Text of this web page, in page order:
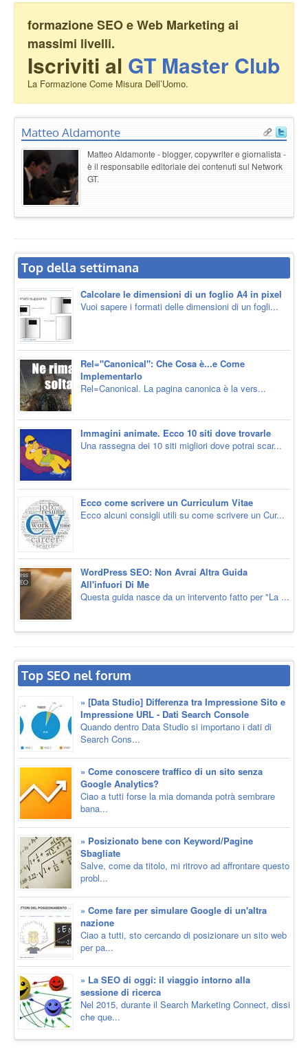
formazione SEO e Web Marketing ai
massimi livelli.
Iscriviti al GT Master Club
La Formazione Come Misura Dell’Uomo.
Matteo Aldamonte
Matteo Aldamonte - blogger, copywriter e giornalista -
è il responsabile editoriale dei contenuti sul Network
GT.
Top della settimana
Calcolare le dimensioni di un foglio A4 in pixel
Vuoi sapere i formati delle dimensioni di un fogli...
Rel="Canonical": Che Cosa è...e Come
Implementarlo
Rel=Canonical. La pagina canonica è la vers...
Immagini animate. Ecco 10 siti dove trovarle
Una rassegna dei 10 siti migliori dove potrai scar...
Ecco come scrivere un Curriculum Vitae
Ecco alcuni consigli utili su come scrivere un Cur...
WordPress SEO: Non Avrai Altra Guida
All'infuori Di Me
Questa guida nasce da un intervento fatto per "La ...
Top SEO nel forum
» [Data Studio] Differenza tra Impressione Sito e
Impressione URL - Dati Search Console
Quando dentro Data Studio si importano i dati di
Search Cons...
» Come conoscere traffico di un sito senza
Google Analytics?
Ciao a tutti forse la mia domanda potrà sembrare
bana...
» Posizionato bene con Keyword/Pagine
Sbagliate
Salve, come da titolo, mi ritrovo ad affrontare questo
probl...
» Come fare per simulare Google di un'altra
nazione
Ciao a tutti, sto cercando di posizionare un sito web
per pa...
» La SEO di oggi: il viaggio intorno alla
sessione di ricerca
Nel 2015, durante il Search Marketing Connect, dissi
che que...